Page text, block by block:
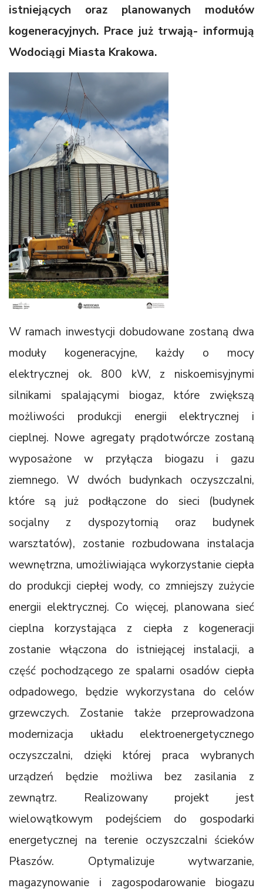
istniejących oraz planowanych modułów
kogeneracyjnych. Prace już trwają- informują
Wodociągi Miasta Krakowa.
W ramach inwestycji dobudowane zostaną dwa
moduły kogeneracyjne, każdy o mocy
elektrycznej ok. 800 kW, z niskoemisyjnymi
silnikami spalającymi biogaz, które zwiększą
możliwości produkcji energii elektrycznej i
cieplnej. Nowe agregaty prądotwórcze zostaną
wyposażone w przyłącza biogazu i gazu
ziemnego. W dwóch budynkach oczyszczalni,
które są już podłączone do sieci (budynek
socjalny z dyspozytornią oraz budynek
warsztatów), zostanie rozbudowana instalacja
wewnętrzna, umożliwiająca wykorzystanie ciepła
do produkcji ciepłej wody, co zmniejszy zużycie
energii elektrycznej. Co więcej, planowana sieć
cieplna korzystająca z ciepła z kogeneracji
zostanie włączona do istniejącej instalacji, a
część pochodzącego ze spalarni osadów ciepła
odpadowego, będzie wykorzystana do celów
grzewczych. Zostanie także przeprowadzona
modernizacja układu elektroenergetycznego
oczyszczalni, dzięki której praca wybranych
urządzeń będzie możliwa bez zasilania z
zewnątrz. Realizowany projekt jest
wielowątkowym podejściem do gospodarki
energetycznej na terenie oczyszczalni ścieków
Płaszów. Optymalizuje wytwarzanie,
magazynowanie i zagospodarowanie biogazu